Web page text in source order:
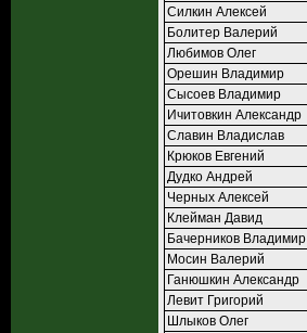
Силкин Алексей
Болитер Валерий
Любимов Олег
Орешин Владимир
Сысоев Владимир
Ичитовкин Александр
Славин Владислав
Крюков Евгений
Дудко Андрей
Черных Алексей
Клейман Давид
Бачерников Владимир
Мосин Валерий
Ганюшкин Александр
Левит Григорий
Шлыков Олег